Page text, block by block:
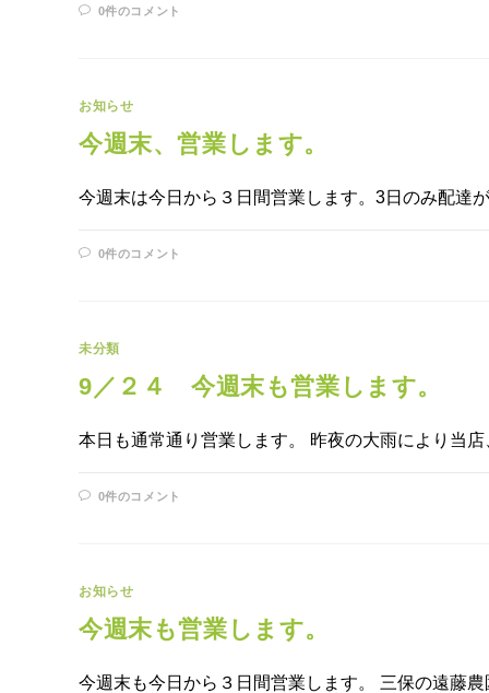
0件のコメント
お知らせ
今週末、営業します。
今週末は今日から３日間営業します。3日のみ配達
0件のコメント
未分類
9／２４ 今週末も営業します。
本日も通常通り営業します。 昨夜の大雨により当
0件のコメント
お知らせ
今週末も営業します。
今週末も今日から３日間営業します。 三保の遠藤